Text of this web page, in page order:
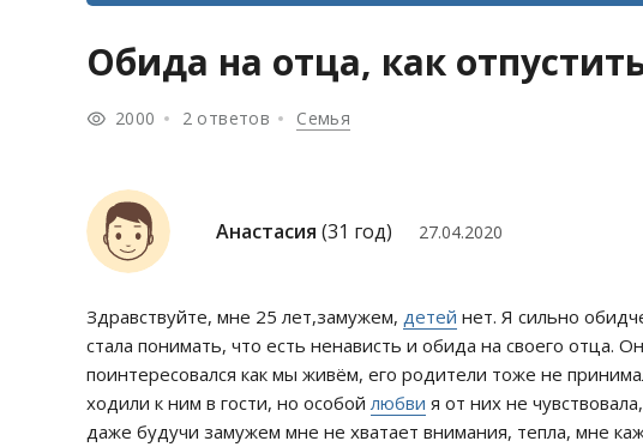
Обида на отца, как
2000 2 ответов Семья
Анастасия (31 год) 27.04.2020
Здравствуйте, мне 25 лет,замужем, детей нет. Я сильно
стала понимать, что есть ненависть и обида на своего отца.
поинтересовался как мы живём, его родители тоже не
ходили к ним в гости, но особойлюбви я от них не
даже будучи замужем мне не хватает внимания, тепла, мне